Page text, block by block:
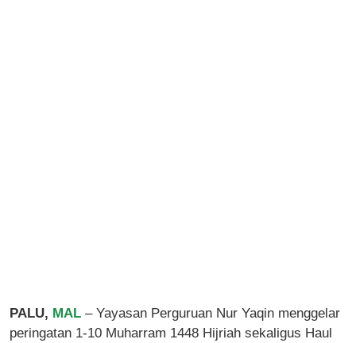
PALU, MAL – Yayasan Perguruan Nur Yaqin menggelar
peringatan 1-10 Muharram 1448 Hijriah sekaligus Haul